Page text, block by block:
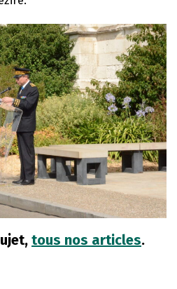
tous nos articles.